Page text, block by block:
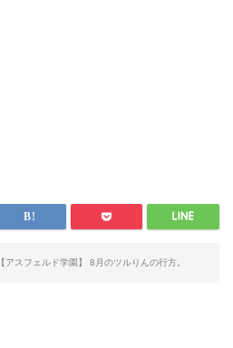
【アスフェルド学園】 8月のツルりんの行方。